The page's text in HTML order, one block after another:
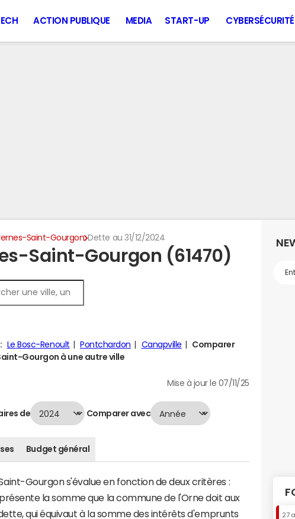
ACTION PUBLIQUE MEDIA START-UP CYBERSÉCURITÉ
Saint-Gourgon Dette au 31/12/2024
Saint-Gourgon (61470)
Le Bosc-Renoult Pontchardon Canapville
Comparer
Gourgon à une autre ville
Mise à jour le 07/11/25
de Comparer avec
Budget général
Gourgon s'évalue en fonction de deux critères :
la somme que la commune de l'Orne doit aux
qui équivaut à la somme des intérêts d'emprunts
27